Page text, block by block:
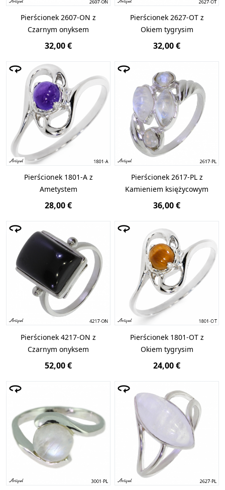
Pierścionek 2607-ON z
Czarnym onyksem
32,00 €
Pierścionek 2627-OT z
Okiem tygrysim
32,00 €
Pierścionek 1801-A z
Ametystem
28,00 €
Pierścionek 2617-PL z
Kamieniem księżycowym
36,00 €
Pierścionek 4217-ON z
Czarnym onyksem
52,00 €
Pierścionek 1801-OT z
Okiem tygrysim
24,00 €